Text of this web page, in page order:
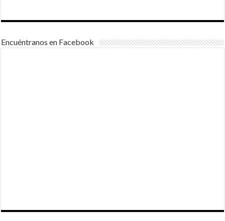
Encuéntranos en Facebook